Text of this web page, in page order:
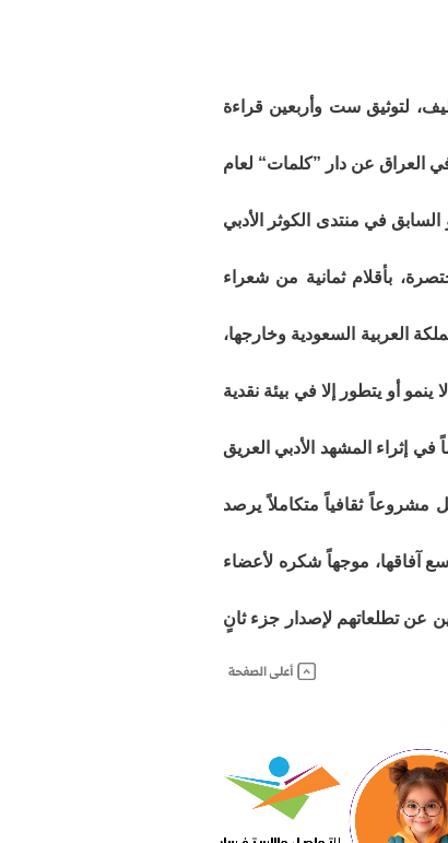
لتوثيق ست وأربعين قراءة
العراق عن دار ”كلمات“ لعام
في منتدى الكوثر الأدبي
بأقلام ثمانية من شعراء
العربية السعودية وخارجها،
أو يتطور إلا في بيئة نقدية
إثراء المشهد الأدبي العريق
مشروعاً ثقافياً متكاملاً يرصد
آفاقها، موجهاً شكره لأعضاء
عن تطلعاتهم لإصدار جزء ثانٍ